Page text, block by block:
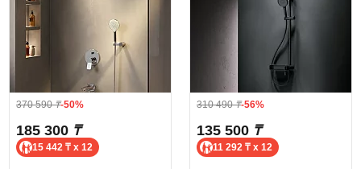
370 590₸-50%
185 300 ₸
15 442 ₸ x 12
310 490₸-56%
135 500 ₸
11 292 ₸ x 12